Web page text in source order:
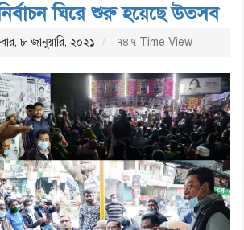
ঘিরে শুরু হয়েছে উত্সব
৮ জানুয়ারি, ২০২১ ৭৪৭ Time View